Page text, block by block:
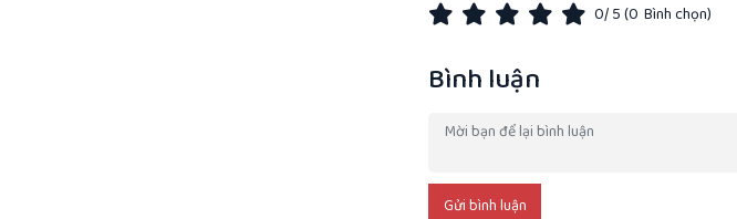
0/ 5 (0 Bình chọn)
Bình luận
Gửi bình luận